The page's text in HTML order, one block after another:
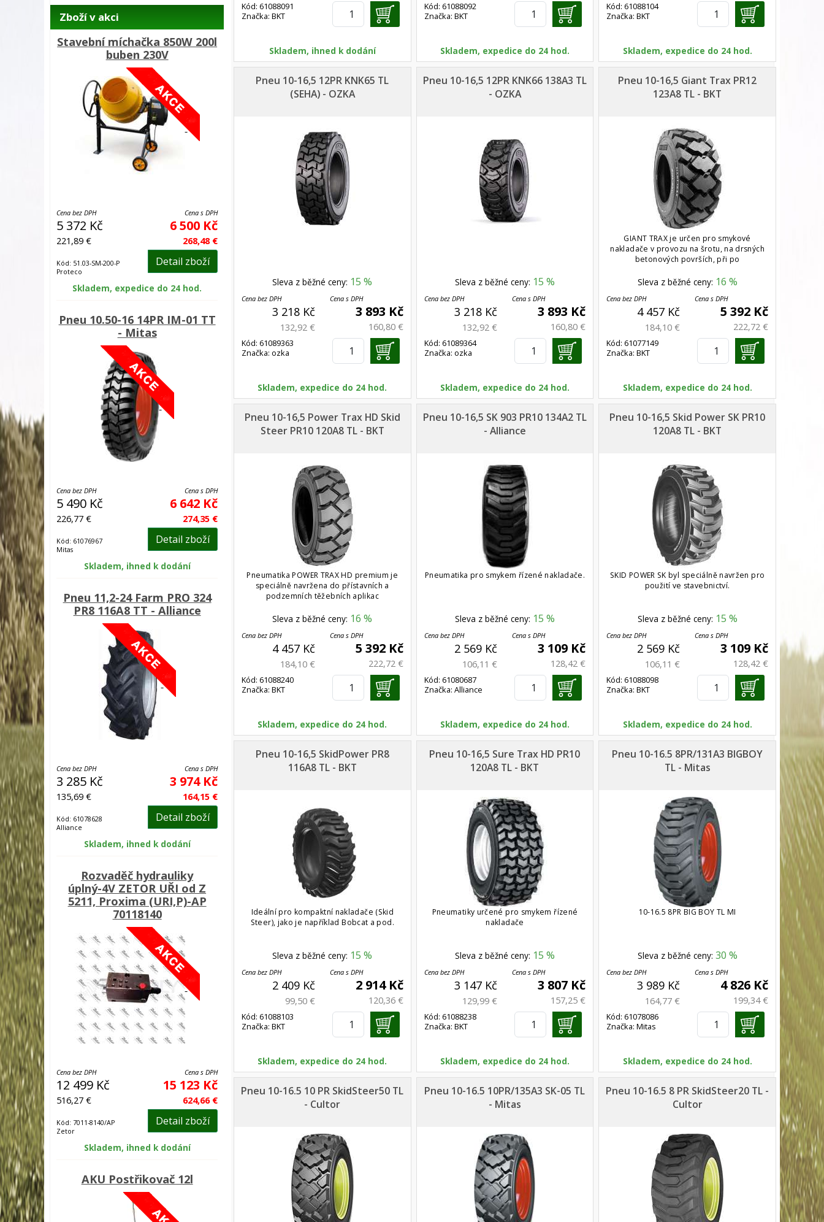
Zboží v akci
Stavební míchačka 850W 200l
buben 230V
Cena bez DPH
5 372 Kč
221,89 €
Cena s DPH
6 500 Kč
268,48 €
Kód: 51.03-SM-200-P
Proteco
Detail zboží
Skladem, expedice do 24 hod.
Pneu 10.50-16 14PR IM-01 TT
- Mitas
Cena bez DPH
5 490 Kč
226,77 €
Cena s DPH
6 642 Kč
274,35 €
Kód: 61076967
Mitas
Detail zboží
Skladem, ihned k dodání
Pneu 11,2-24 Farm PRO 324
PR8 116A8 TT - Alliance
Cena bez DPH
3 285 Kč
135,69 €
Cena s DPH
3 974 Kč
164,15 €
Kód: 61078628
Alliance
Detail zboží
Skladem, ihned k dodání
Rozvaděč hydrauliky
úplný-4V ZETOR UŘI od Z
5211, Proxima (URI,P)-AP
70118140
Cena bez DPH
12 499 Kč
516,27 €
Cena s DPH
15 123 Kč
624,66 €
Kód: 7011-8140/AP
Zetor
Detail zboží
Skladem, ihned k dodání
AKU Postřikovač 12l
Kód: 61088091
Značka: BKT
Skladem, ihned k dodání
Kód: 61088092
Značka: BKT
Skladem, expedice do 24 hod.
Kód: 61088104
Značka: BKT
Skladem, expedice do 24 hod.
Pneu 10-16,5 12PR KNK65 TL
(SEHA) - OZKA
Sleva z běžné ceny: 15 %
Cena bez DPH
3 218 Kč
132,92 €
Cena s DPH
3 893 Kč
160,80 €
Kód: 61089363
Značka: ozka
Skladem, expedice do 24 hod.
Pneu 10-16,5 12PR KNK66 138A3 TL
- OZKA
Sleva z běžné ceny: 15 %
Cena bez DPH
3 218 Kč
132,92 €
Cena s DPH
3 893 Kč
160,80 €
Kód: 61089364
Značka: ozka
Skladem, expedice do 24 hod.
Pneu 10-16,5 Giant Trax PR12
123A8 TL - BKT
GIANT TRAX je určen pro smykové
nakladače v provozu na šrotu, na drsných
betonových površích, při po
Sleva z běžné ceny: 16 %
Cena bez DPH
4 457 Kč
184,10 €
Cena s DPH
5 392 Kč
222,72 €
Kód: 61077149
Značka: BKT
Skladem, expedice do 24 hod.
Pneu 10-16,5 Power Trax HD Skid
Steer PR10 120A8 TL - BKT
Pneumatika POWER TRAX HD premium je
speciálně navržena do přístavních a
podzemních těžebních aplikac
Sleva z běžné ceny: 16 %
Cena bez DPH
4 457 Kč
184,10 €
Cena s DPH
5 392 Kč
222,72 €
Kód: 61088240
Značka: BKT
Skladem, expedice do 24 hod.
Pneu 10-16,5 SK 903 PR10 134A2 TL
- Alliance
Pneumatika pro smykem řízené nakladače.
Sleva z běžné ceny: 15 %
Cena bez DPH
2 569 Kč
106,11 €
Cena s DPH
3 109 Kč
128,42 €
Kód: 61080687
Značka: Alliance
Skladem, expedice do 24 hod.
Pneu 10-16,5 Skid Power SK PR10
120A8 TL - BKT
SKID POWER SK byl speciálně navržen pro
použití ve stavebnictví.
Sleva z běžné ceny: 15 %
Cena bez DPH
2 569 Kč
106,11 €
Cena s DPH
3 109 Kč
128,42 €
Kód: 61088098
Značka: BKT
Skladem, expedice do 24 hod.
Pneu 10-16,5 SkidPower PR8
116A8 TL - BKT
Ideální pro kompaktní nakladače (Skid
Steer), jako je například Bobcat a pod.
Sleva z běžné ceny: 15 %
Cena bez DPH
2 409 Kč
99,50 €
Cena s DPH
2 914 Kč
120,36 €
Kód: 61088103
Značka: BKT
Skladem, expedice do 24 hod.
Pneu 10-16,5 Sure Trax HD PR10
120A8 TL - BKT
Pneumatiky určené pro smykem řízené
nakladače
Sleva z běžné ceny: 15 %
Cena bez DPH
3 147 Kč
129,99 €
Cena s DPH
3 807 Kč
157,25 €
Kód: 61088238
Značka: BKT
Skladem, expedice do 24 hod.
Pneu 10-16.5 8PR/131A3 BIGBOY
TL - Mitas
10-16.5 8PR BIG BOY TL MI
Sleva z běžné ceny: 30 %
Cena bez DPH
3 989 Kč
164,77 €
Cena s DPH
4 826 Kč
199,34 €
Kód: 61078086
Značka: Mitas
Skladem, expedice do 24 hod.
Pneu 10-16.5 10 PR SkidSteer50 TL
- Cultor
Pneu 10-16.5 10PR/135A3 SK-05 TL
- Mitas
Pneu 10-16.5 8 PR SkidSteer20 TL -
Cultor